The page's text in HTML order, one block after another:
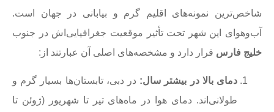
شاخص‌ترین نمونه‌های اقلیم گرم و بیابانی در جهان است.
آب‌وهوای این شهر تحت تأثیر موقعیت جغرافیایی‌اش در جنوب
خلیج فارس قرار دارد و مشخصه‌های اصلی آن عبارتند از:
دمای بالا در بیشتر سال: در دبی، تابستان‌ها بسیار گرم و
طولانی‌اند. دمای هوا در ماه‌های تیر تا شهریور (ژوئن تا